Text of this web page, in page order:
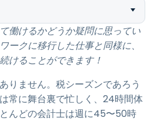
働けるかどうか疑問に思ってい
ークに移行した仕事と同様に、
けることができます！
りません。税シーズンであろう
常に舞台裏で忙しく、24時間体
んどの会計士は週に45〜50時